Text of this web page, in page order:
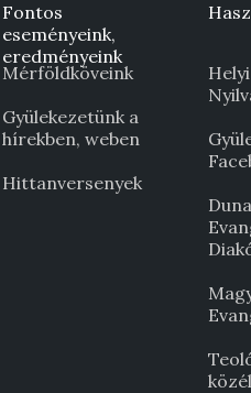
Fontos
eseményeink,
eredményeink
Mérföldköveink
Gyülekezetünk a
hírekben, weben
Hittanversenyek